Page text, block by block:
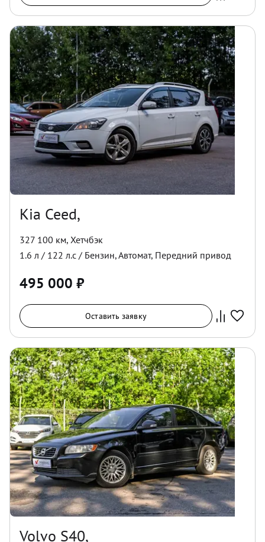
Kia Ceed,
327 100 км, Хетчбэк
1.6 л / 122 л.с / Бензин,Автомат, Передний привод
495 000 ₽
Оставить заявку
Volvo S40,